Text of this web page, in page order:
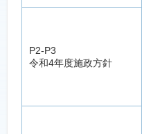
P2-P3
令和4年度施政方針